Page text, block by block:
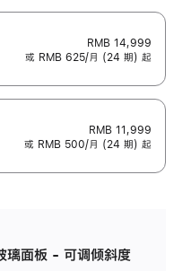
RMB 14,999
或 RMB 625/月 (24 期) 起
RMB 11,999
或 RMB 500/月 (24 期) 起
面板 - 可调倾斜度